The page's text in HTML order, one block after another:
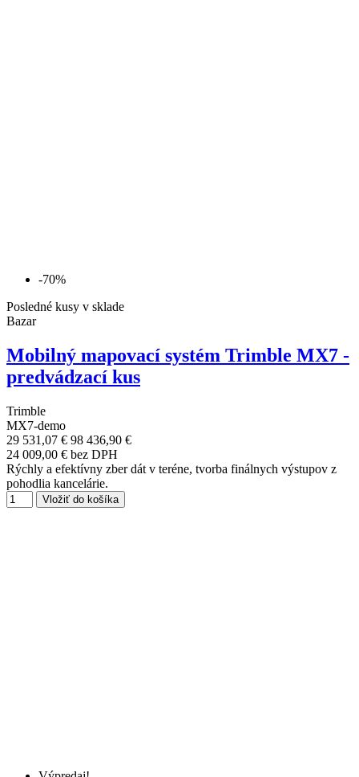
-70%
Posledné kusy v sklade
Bazar
Mobilný mapovací systém Trimble MX7 -
predvádzací kus
Trimble
MX7-demo
29 531,07 € 98 436,90 €
24 009,00 € bez DPH
Rýchly a efektívny zber dát v teréne, tvorba finálnych výstupov z
pohodlia kancelárie.
Vložiť do košíka